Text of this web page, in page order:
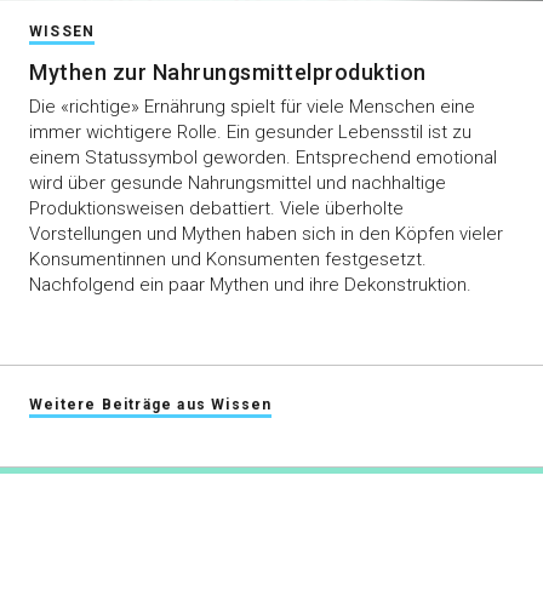
WISSEN
Mythen zur Nahrungsmittelproduktion
Die «richtige» Ernährung spielt für viele Menschen eine
immer wichtigere Rolle. Ein gesunder Lebensstil ist zu
einem Statussymbol geworden. Entsprechend emotional
wird über gesunde Nahrungsmittel und nachhaltige
Produktionsweisen debattiert. Viele überholte
Vorstellungen und Mythen haben sich in den Köpfen vieler
Konsumentinnen und Konsumenten festgesetzt.
Nachfolgend ein paar Mythen und ihre Dekonstruktion.
Weitere Beiträge aus Wissen